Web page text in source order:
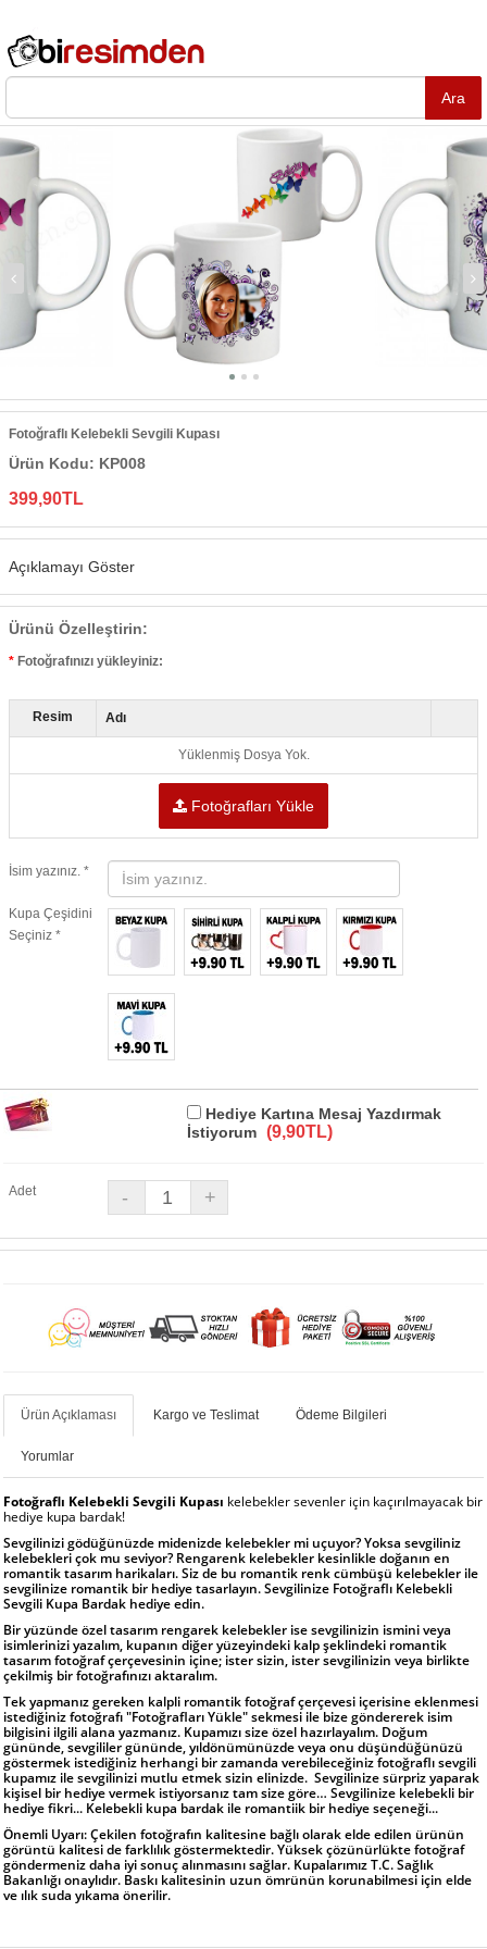
Fotoğraflı Kelebekli Sevgili Kupası
Ürün Kodu: KP008
399,90TL
Açıklamayı Göster
Ürünü Özelleştirin:
Fotoğrafınızı yükleyiniz:
Resim Adı
Yüklenmiş Dosya Yok.
Fotoğrafları Yükle
İsim yazınız. *
Kupa Çeşidini
Seçiniz *
Hediye Kartına Mesaj Yazdırmak
İstiyorum (9,90TL)
Adet
Ürün Açıklaması Kargo ve Teslimat Ödeme Bilgileri
Yorumlar
Fotoğraflı Kelebekli Sevgili Kupası kelebekler sevenler için kaçırılmayacak bir
hediye kupa bardak!
Sevgilinizi gödüğünüzde midenizde kelebekler mi uçuyor? Yoksa sevgiliniz
kelebekleri çok mu seviyor? Rengarenk kelebekler kesinlikle doğanın en
romantik tasarım harikaları. Siz de bu romantik renk cümbüşü kelebekler ile
sevgilinize romantik bir hediye tasarlayın. Sevgilinize Fotoğraflı Kelebekli
Sevgili Kupa Bardak hediye edin.
Bir yüzünde özel tasarım rengarek kelebekler ise sevgilinizin ismini veya
isimlerinizi yazalım, kupanın diğer yüzeyindeki kalp şeklindeki romantik
tasarım fotoğraf çerçevesinin içine; ister sizin, ister sevgilinizin veya birlikte
çekilmiş bir fotoğrafınızı aktaralım.
Tek yapmanız gereken kalpli romantik fotoğraf çerçevesi içerisine eklenmesi
istediğiniz fotoğrafı "Fotoğrafları Yükle" sekmesi ile bize göndererek isim
bilgisini ilgili alana yazmanız. Kupamızı size özel hazırlayalım. Doğum
gününde, sevgililer gününde, yıldönümünüzde veya onu düşündüğünüzü
göstermek istediğiniz herhangi bir zamanda verebileceğiniz fotoğraflı sevgili
kupamız ile sevgilinizi mutlu etmek sizin elinizde. Sevgilinize sürpriz yaparak
kişisel bir hediye vermek istiyorsanız tam size göre… Sevgilinize kelebekli bir
hediye fikri... Kelebekli kupa bardak ile romantiik bir hediye seçeneği...
Önemli Uyarı: Çekilen fotoğrafın kalitesine bağlı olarak elde edilen ürünün
görüntü kalitesi de farklılık göstermektedir. Yüksek çözünürlükte fotoğraf
göndermeniz daha iyi sonuç alınmasını sağlar. Kupalarımız T.C. Sağlık
Bakanlığı onaylıdır. Baskı kalitesinin uzun ömrünün korunabilmesi için elde
ve ılık suda yıkama önerilir.